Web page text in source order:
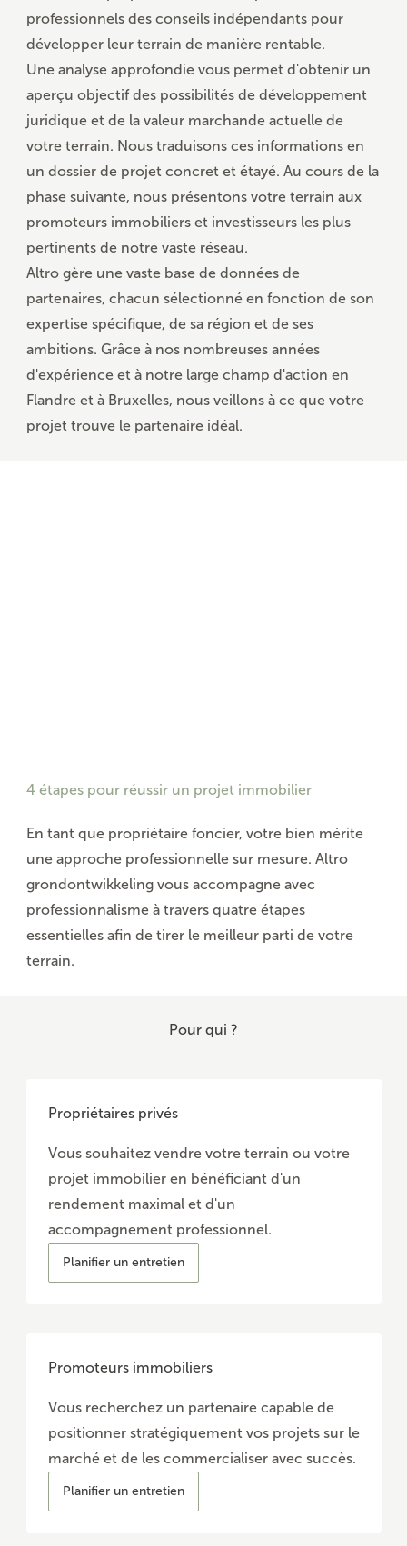
professionnels des conseils indépendants pour
développer leur terrain de manière rentable.
Une analyse approfondie vous permet d'obtenir un
aperçu objectif des possibilités de développement
juridique et de la valeur marchande actuelle de
votre terrain. Nous traduisons ces informations en
un dossier de projet concret et étayé. Au cours de la
phase suivante, nous présentons votre terrain aux
promoteurs immobiliers et investisseurs les plus
pertinents de notre vaste réseau.
Altro gère une vaste base de données de
partenaires, chacun sélectionné en fonction de son
expertise spécifique, de sa région et de ses
ambitions. Grâce à nos nombreuses années
d'expérience et à notre large champ d'action en
Flandre et à Bruxelles, nous veillons à ce que votre
projet trouve le partenaire idéal.
4 étapes pour réussir un projet immobilier
En tant que propriétaire foncier, votre bien mérite
une approche professionnelle sur mesure. Altro
grondontwikkeling vous accompagne avec
professionnalisme à travers quatre étapes
essentielles afin de tirer le meilleur parti de votre
terrain.
Pour qui ?
Propriétaires privés
Vous souhaitez vendre votre terrain ou votre
projet immobilier en bénéficiant d'un
rendement maximal et d'un
accompagnement professionnel.
Planifier un entretien
Promoteurs immobiliers
Vous recherchez un partenaire capable de
positionner stratégiquement vos projets sur le
marché et de les commercialiser avec succès.
Planifier un entretien